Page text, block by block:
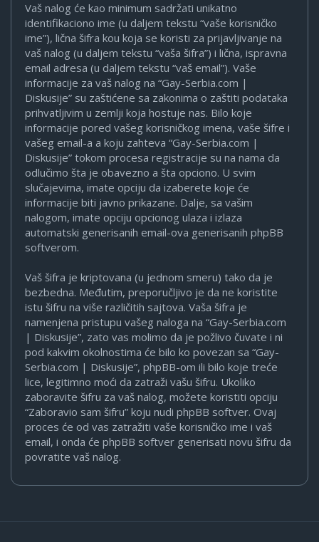
Vaš nalog će kao minimum sadržati unikatno
identifikaciono ime (u daljem tekstu “vaše korisničko
ime”), lična šifra kou koja se koristi za prijavljivanje na
vaš nalog (u daljem tekstu “vaša šifra”) i lična, ispravna
email adresa (u daljem tekstu “vaš email”). Vaše
informacije za vaš nalog na “Gay-Serbia.com |
Diskusije” su zaštićene sa zakonima o zaštiti podataka
prihvatljivim u zemlji koja hostuje nas. Bilo koje
informacije pored vašeg korisničkog imena, vaše šifre i
vašeg email-a a koju zahteva “Gay-Serbia.com |
Diskusije” tokom procesa registracije su na nama da
odlučimo šta je obavezno a šta opciono. U svim
slučajevima, imate opciju da izaberete koje će
informacije biti javno prikazane. Dalje, sa vašim
nalogom, imate opciju opcionog ulaza i izlaza
automatski generisanih email-ova generisanih phpBB
softverom.
Vaš šifra je kriptovana (u jednom smeru) tako da je
bezbedna. Međutim, preporučljivo je da ne koristite
istu šifru na više različitih sajtova. Vaša šifra je
namenjena pristupu vašeg naloga na “Gay-Serbia.com
| Diskusije”, zato vas molimo da je požlivo čuvate i ni
pod kakvim okolnostima će bilo ko povezan sa “Gay-
Serbia.com | Diskusije”, phpBB-om ili bilo koje treće
lice, legitimno moći da zatraži vašu šifru. Ukoliko
zaboravite šifru za vaš nalog, možete koristiti opciju
“Zaboravio sam šifru” koju nudi phpBB softver. Ovaj
proces će od vas zatražiti vaše korisničko ime i vaš
email, i onda će phpBB softver generisati novu šifru da
povratite vaš nalog.